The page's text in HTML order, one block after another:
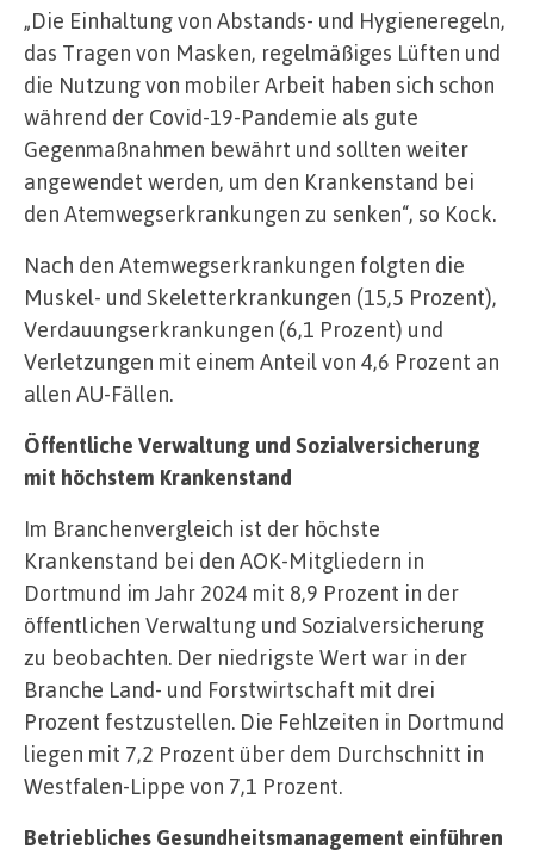
„Die Einhaltung von Abstands- und Hygieneregeln,
das Tragen von Masken, regelmäßiges Lüften und
die Nutzung von mobiler Arbeit haben sich schon
während der Covid-19-Pandemie als gute
Gegenmaßnahmen bewährt und sollten weiter
angewendet werden, um den Krankenstand bei
den Atemwegserkrankungen zu senken“, so Kock.
Nach den Atemwegserkrankungen folgten die
Muskel- und Skeletterkrankungen (15,5 Prozent),
Verdauungserkrankungen (6,1 Prozent) und
Verletzungen mit einem Anteil von 4,6 Prozent an
allen AU-Fällen.
Öffentliche Verwaltung und Sozialversicherung
mit höchstem Krankenstand
Im Branchenvergleich ist der höchste
Krankenstand bei den AOK-Mitgliedern in
Dortmund im Jahr 2024 mit 8,9 Prozent in der
öffentlichen Verwaltung und Sozialversicherung
zu beobachten. Der niedrigste Wert war in der
Branche Land- und Forstwirtschaft mit drei
Prozent festzustellen. Die Fehlzeiten in Dortmund
liegen mit 7,2 Prozent über dem Durchschnitt in
Westfalen-Lippe von 7,1 Prozent.
Betriebliches Gesundheitsmanagement einführen